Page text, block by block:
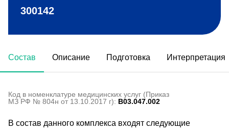
Состав Описание Подготовка Интерпретация
Код в номенклатуре медицинских услуг (Приказ
МЗ РФ № 804н от 13.10.2017 г): B03.047.002
В состав данного комплекса входят следующие
300142